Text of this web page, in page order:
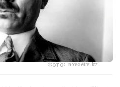
Фото: novoetv.kz